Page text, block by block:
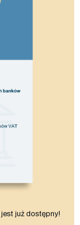
jest już dostępny!